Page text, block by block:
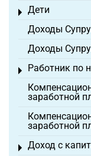
Дети
Toggle menu
Доходы
Доходы
Работник по
Toggle menu
заработной
заработной
Доход с
Toggle menu